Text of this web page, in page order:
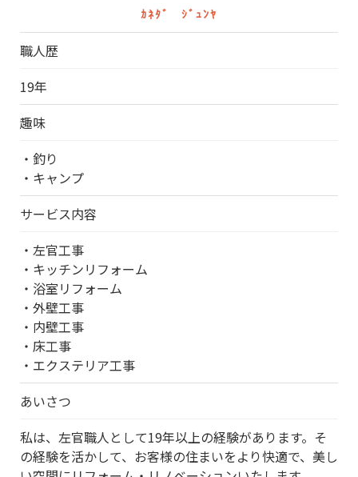
ｶﾈﾀﾞ ｼﾞｭﾝﾔ
職人歴
19年
趣味
・釣り
・キャンプ
サービス内容
・左官工事
・キッチンリフォーム
・浴室リフォーム
・外壁工事
・内壁工事
・床工事
・エクステリア工事
あいさつ
私は、左官職人として19年以上の経験があります。そ
の経験を活かして、お客様の住まいをより快適で、美し